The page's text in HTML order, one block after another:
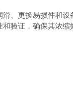
、更换易损件和设
验证，确保其浓缩